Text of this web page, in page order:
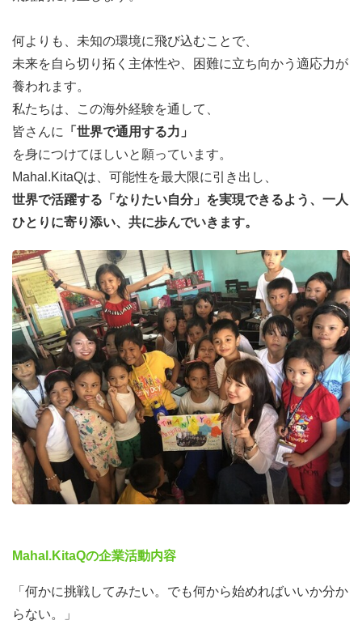
何よりも、未知の環境に飛び込むことで、
未来を自ら切り拓く主体性や、困難に立ち向かう適応力が
養われます。
私たちは、この海外経験を通して、
皆さんに
「世界で通用する力」
を身につけてほしいと願っています。
Mahal.KitaQは、可能性を最大限に引き出し、
世界で活躍する「なりたい自分」を実現できるよう、一人
ひとりに寄り添い、共に歩んでいきます。
Mahal.KitaQの企業活動内容
「何かに挑戦してみたい。でも何から始めればいいか分か
らない。」